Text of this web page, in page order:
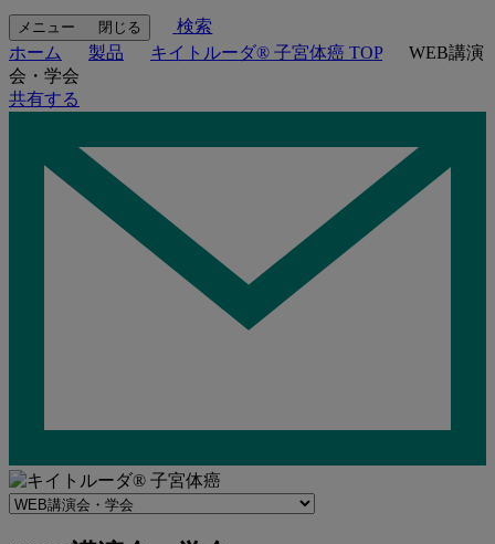
メニュー 閉じる
検索
ホーム
製品 キイトルーダ® 子宮体癌 TOP
WEB講演
会・学会
共有する
Navigate